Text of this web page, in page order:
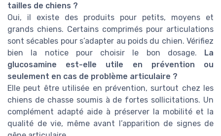
tailles de chiens ?
Oui, il existe des produits pour petits, moyens et
grands chiens. Certains comprimés pour articulations
sont sécables pour s’adapter au poids du chien. Vérifiez
bien la notice pour choisir le bon dosage.
La
glucosamine est-elle utile en prévention ou
seulement en cas de problème articulaire ?
Elle peut être utilisée en prévention, surtout chez les
chiens de chasse soumis à de fortes sollicitations. Un
complément adapté aide à préserver la mobilité et la
qualité de vie, même avant l’apparition de signes de